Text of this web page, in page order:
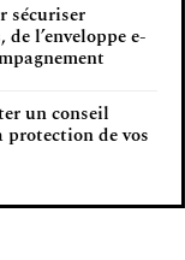
sécuriser
l’enveloppe e-
un conseil
de vos